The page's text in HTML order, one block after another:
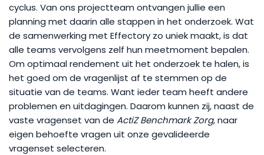
cyclus. Van ons projectteam ontvangen jullie een
planning met daarin alle stappen in het onderzoek. Wat
de samenwerking met Effectory zo uniek maakt, is dat
alle teams vervolgens zelf hun meetmoment bepalen.
Om optimaal rendement uit het onderzoek te halen, is
het goed om de vragenlijst af te stemmen op de
situatie van de teams. Want ieder team heeft andere
problemen en uitdagingen. Daarom kunnen zij, naast de
vaste vragenset van de ActiZ Benchmark Zorg, naar
eigen behoefte vragen uit onze gevalideerde
vragenset selecteren.